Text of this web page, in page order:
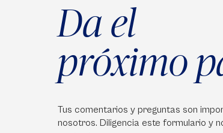
Da el
próximo
Tus comentarios y preguntas son
nosotros. Diligencia este formulario y